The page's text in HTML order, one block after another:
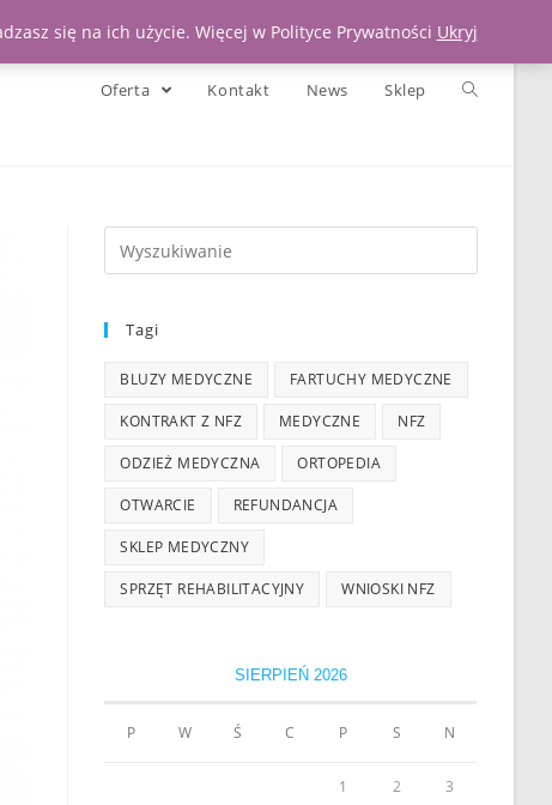
Moje konto Koszyk Zadzwoń 539 391 290
Oferta Kontakt News Sklep
Tagi
BLUZY MEDYCZNE FARTUCHY MEDYCZNE
KONTRAKT Z NFZ MEDYCZNE NFZ
ODZIEŻ MEDYCZNA ORTOPEDIA
OTWARCIE REFUNDANCJA
SKLEP MEDYCZNY
SPRZĘT REHABILITACYJNY WNIOSKI NFZ
SIERPIEŃ 2026
P W Ś C P S N
1 2 3
się na ich użycie. Więcej w Polityce Prywatności Ukryj